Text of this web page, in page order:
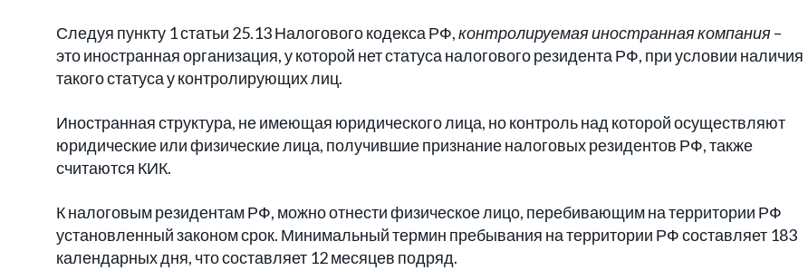
Следуя пункту 1 статьи 25.13 Налогового кодекса РФ,контролируемая иностранная компания–
это иностранная организация, у которой нет статуса налогового резидента РФ, при условии наличия
такого статуса у контролирующих лиц.
Иностранная структура, не имеющая юридического лица, но контроль над которой осуществляют
юридические или физические лица, получившие признание налоговых резидентов РФ, также
считаются КИК.
К налоговым резидентам РФ, можно отнести физическое лицо, перебивающим на территории РФ
установленный законом срок. Минимальный термин пребывания на территории РФ составляет 183
календарных дня, что составляет 12 месяцев подряд.